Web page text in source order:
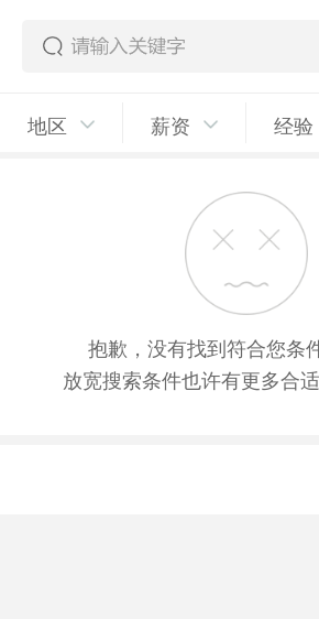
地区 薪资 经验
抱歉，没有找到符合您条
放宽搜索条件也许有更多合